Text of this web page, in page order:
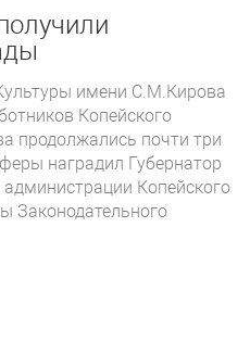
имени С.М.Кирова
Копейского
продолжались почти три
наградил Губернатор
Копейского
Законодательного